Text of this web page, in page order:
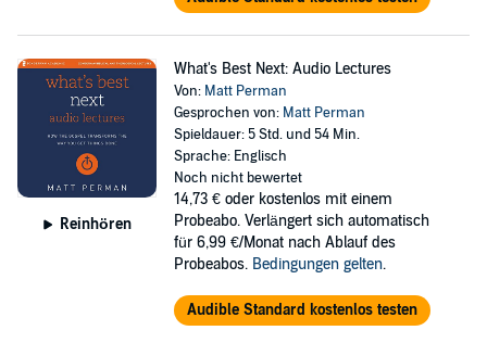
Reinhören
What's Best Next: Audio Lectures
Von: Matt Perman
Gesprochen von: Matt Perman
Spieldauer: 5 Std. und 54 Min.
Sprache: Englisch
Noch nicht bewertet
14,73 € oder kostenlos mit einem
Probeabo. Verlängert sich automatisch
für 6,99 €/Monat nach Ablauf des
Probeabos. Bedingungen gelten.
Audible Standard kostenlos testen